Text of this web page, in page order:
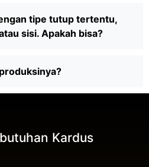
tipe tutup tertentu,
sisi. Apakah bisa?
Kardus